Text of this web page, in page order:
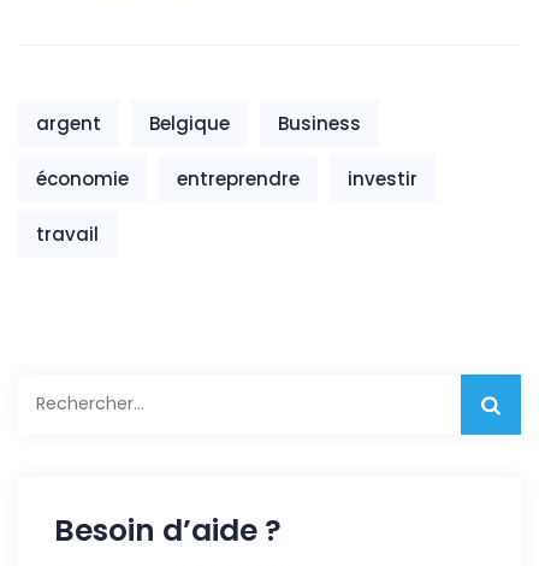
argent Belgique Business
économie entreprendre investir
travail
Besoin d’aide ?